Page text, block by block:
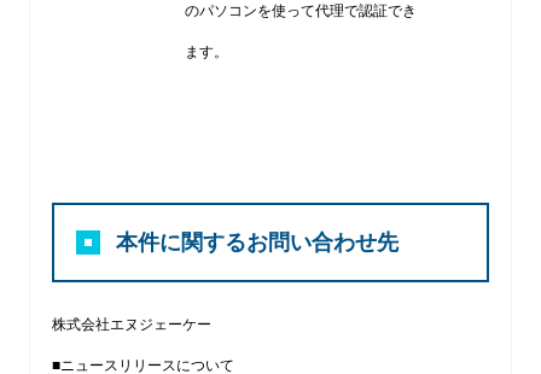
のパソコンを使って代理で認証でき
ます。
本件に関するお問い合わせ先
株式会社エヌジェーケー
■ニュースリリースについて